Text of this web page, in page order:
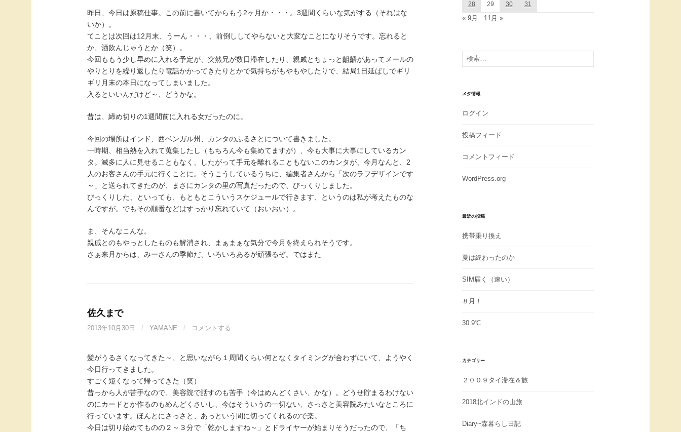
昨日、今日は原稿仕事。この前に書いてからもう2ヶ月か・・・。3週間くらいな気がする（それはな
いか）。
てことは次回は12月末、うーん・・・、前倒ししてやらないと大変なことになりそうです。忘れると
か、酒飲んじゃうとか（笑）。
今回ももう少し早めに入れる予定が、突然兄が数日滞在したり、親戚とちょっと齟齬があってメールの
やりとりを繰り返したり電話かかってきたりとかで気持ちがもやもやしたりで、結局1日延ばしでギリ
ギリ月末の本日になってしまいました。
入るといいんだけど～、どうかな。
昔は、締め切りの1週間前に入れる女だったのに。
今回の場所はインド、西ベンガル州、カンタのふるさとについて書きました。
一時期、相当熱を入れて蒐集したし（もちろん今も集めてますが）、今も大事に大事にしているカン
タ。滅多に人に見せることもなく、したがって手元を離れることもないこのカンタが、今月なんと、2
人のお客さんの手元に行くことに。そうこうしているうちに、編集者さんから「次のラフデザインです
～」と送られてきたのが、まさにカンタの里の写真だったので、びっくりしました。
びっくりした、といっても、もともとこういうスケジュールで行きます、というのは私が考えたものな
んですが。でもその順番などはすっかり忘れていて（おいおい）。
ま、そんなこんな。
親戚とのもやっとしたものも解消され、まぁまぁな気分で今月を終えられそうです。
さぁ来月からは、みーさんの季節だ、いろいろあるが頑張るぞ。ではまた
佐久まで
2013年10月30日 / YAMANE / コメントする
髪がうるさくなってきた～、と思いながら１周間くらい何となくタイミングが合わずにいて、ようやく
今日行ってきました。
すごく短くなって帰ってきた（笑）
昔っから人が苦手なので、美容院で話すのも苦手（今はめんどくさい、かな）。どうせ貯まるわけない
のにカードとか作るのもめんどくさいし、今はそういうの一切ない、さっさと美容院みたいなところに
行っています。ほんとにさっさと、あっという間に切ってくれるので楽。
今日は切り始めてものの２～３分で「乾かしますね～」とドライヤーが始まりそうだったので、「ち
28 29 30 31
« 9月 11月 »
検
索:
メタ情報
ログイン
投稿フィード
コメントフィード
WordPress.org
最近の投稿
携帯乗り換え
夏は終わったのか
SIM届く（速い）
８月！
30.9℃
カテゴリー
２００９タイ滞在＆旅
2018北インドの山旅
Diary~森暮らし日記